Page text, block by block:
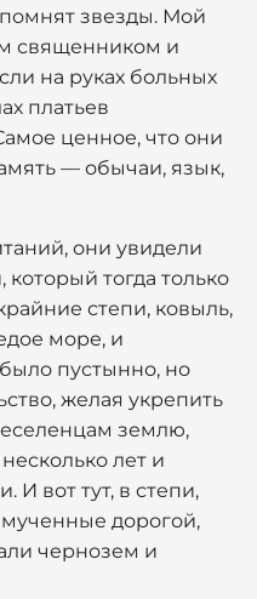
звезды. Мой
священником и
на руках больных
платьев
ценное, что они
— обычаи, язык,
они увидели
тогда только
степи, ковыль,
море, и
пустынно, но
желая укрепить
землю,
лет и
И вот тут, в степи,
дорогой,
чернозем и